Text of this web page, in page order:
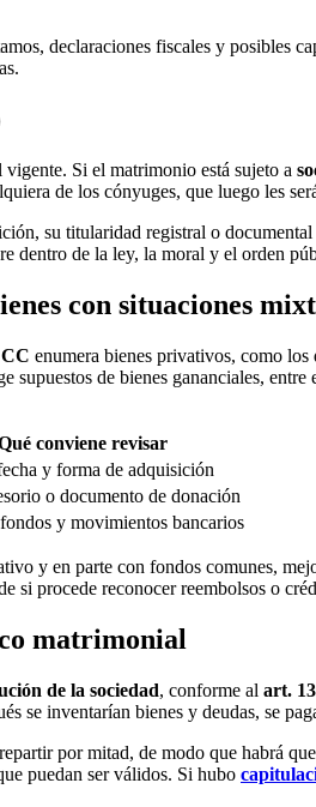
declaraciones fiscales y posibles
Si el matrimonio está sujeto a
de los cónyuges, que luego les
su titularidad registral o
dentro de la ley, la moral y el orden
con situaciones
enumera bienes privativos, como
supuestos de bienes gananciales,
conviene revisar
y forma de adquisición
o documento de donación
y movimientos bancarios
y en parte con fondos comunes,
si procede reconocer reembolsos o
matrimonial
de la sociedad, conforme al art.
se inventarían bienes y deudas, se
por mitad, de modo que habrá
puedan ser válidos. Si hubo